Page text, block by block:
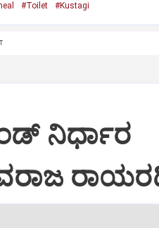
#Toilet #Kustagi
ನಿರ್ಧಾರ